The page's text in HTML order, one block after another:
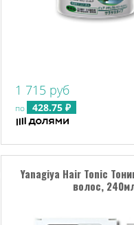
1 715 руб
по 428.75 ₽
Yanagiya Hair Tonic
волос,